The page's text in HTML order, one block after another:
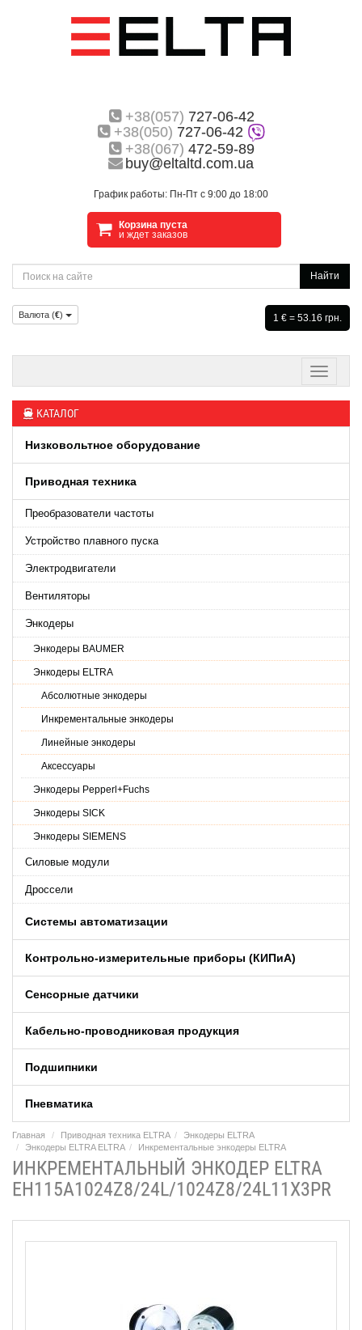
+38(057) 727-06-42
+38(050) 727-06-42
+38(067) 472-59-89
buy@eltaltd.com.ua
График работы: Пн-Пт с 9:00 до 18:00
Корзина пуста
и ждет заказов
Найти
Валюта (€) 1 € = 53.16 грн.
КАТАЛОГ
Низковольтное оборудование
Приводная техника
Преобразователи частоты
Устройство плавного пуска
Электродвигатели
Вентиляторы
Энкодеры
Энкодеры BAUMER
Энкодеры ELTRA
Абсолютные энкодеры
Инкрементальные энкодеры
Линейные энкодеры
Аксессуары
Энкодеры Pepperl+Fuchs
Энкодеры SICK
Энкодеры SIEMENS
Силовые модули
Дроссели
Системы автоматизации
Контрольно-измерительные приборы (КИПиA)
Сенсорные датчики
Кабельно-проводниковая продукция
Подшипники
Пневматика
Главная Приводная техника ELTRA
Энкодеры ELTRA
Энкодеры ELTRA ELTRA
Инкрементальные энкодеры ELTRA
ИНКРЕМЕНТАЛЬНЫЙ ЭНКОДЕР ELTRA
EH115A1024Z8/24L/1024Z8/24L11X3PR